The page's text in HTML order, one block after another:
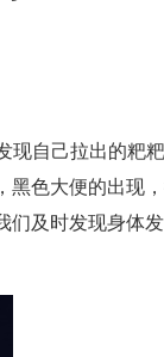
现自己拉出的粑
色大便的出现
及时发现身体